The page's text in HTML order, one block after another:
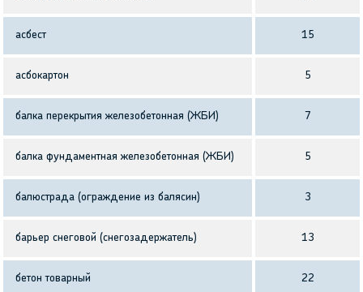
асбест 15
асбокартон 5
балка перекрытия железобетонная (ЖБИ) 7
балка фундаментная железобетонная (ЖБИ) 5
балюстрада (ограждение из балясин) 3
барьер снеговой (снегозадержатель) 13
бетон товарный 22